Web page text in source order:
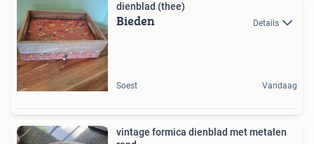
dienblad (thee)
Bieden Details
Soest Vandaag
vintage formica dienblad met metalen